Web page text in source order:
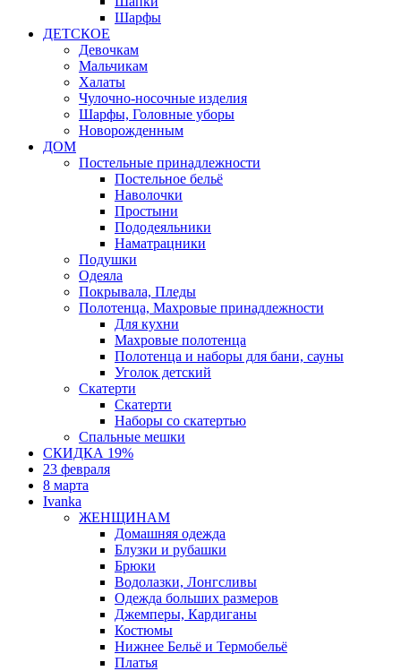
Шарфы
ДЕТСКОЕ
Девочкам
Мальчикам
Халаты
Чулочно-носочные изделия
Шарфы, Головные уборы
Новорожденным
ДОМ
Постельные принадлежности
Постельное бельё
Наволочки
Простыни
Пододеяльники
Наматрацники
Подушки
Одеяла
Покрывала, Пледы
Полотенца, Махровые принадлежности
Для кухни
Махровые полотенца
Полотенца и наборы для бани, сауны
Уголок детский
Скатерти
Скатерти
Наборы со скатертью
Спальные мешки
СКИДКА 19%
23 февраля
8 марта
Ivanka
ЖЕНЩИНАМ
Домашняя одежда
Блузки и рубашки
Брюки
Водолазки, Лонгсливы
Одежда больших размеров
Джемперы, Кардиганы
Костюмы
Нижнее Бельё и Термобельё
Платья